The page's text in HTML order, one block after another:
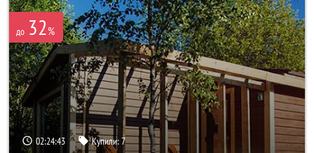
до 32%
02:24:43 Купили:7